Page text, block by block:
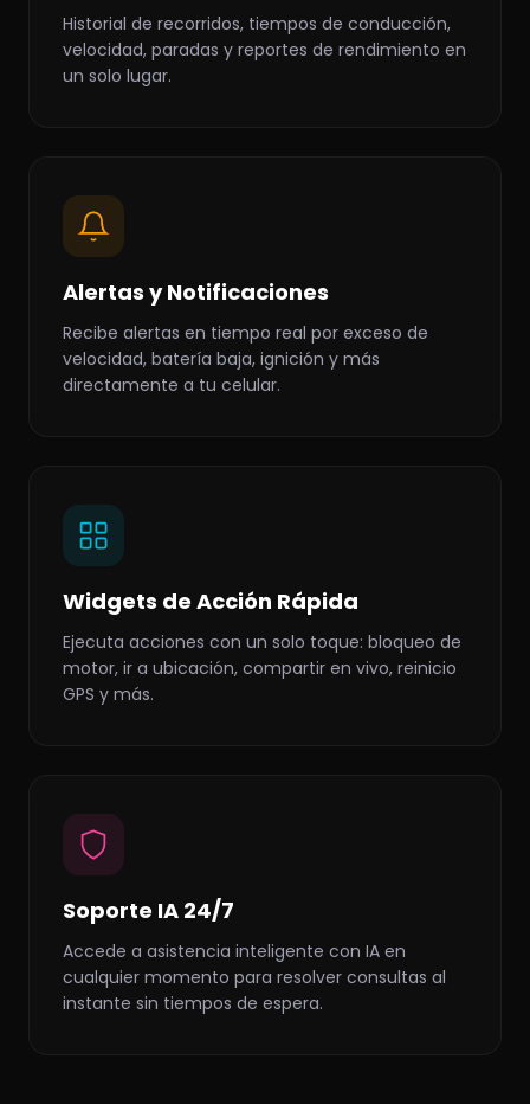
Historial de recorridos, tiempos de conducción,
velocidad, paradas y reportes de rendimiento en
un solo lugar.
Alertas y Notificaciones
Recibe alertas en tiempo real por exceso de
velocidad, batería baja, ignición y más
directamente a tu celular.
Widgets de Acción Rápida
Ejecuta acciones con un solo toque: bloqueo de
motor, ir a ubicación, compartir en vivo, reinicio
GPS y más.
Soporte IA 24/7
Accede a asistencia inteligente con IA en
cualquier momento para resolver consultas al
instante sin tiempos de espera.